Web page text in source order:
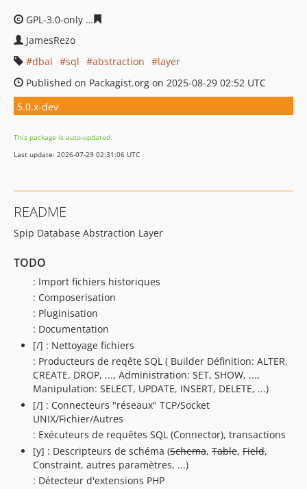
GPL-3.0-only
JamesRezo
dbal
sql abstraction
layer
Published on Packagist.org on 2025-08-29 02:52 UTC
5.0.x-dev
This package is auto-updated.
Last update: 2026-07-29 02:31:06 UTC
README
Spip Database Abstraction Layer
TODO
: Import fichiers historiques
: Composerisation
: Pluginisation
: Documentation
[/] : Nettoyage fichiers
: Producteurs de reqête SQL ( Builder Définition: ALTER,
CREATE, DROP, ..., Administration: SET, SHOW, ...,
Manipulation: SELECT, UPDATE, INSERT, DELETE, ...)
[/] : Connecteurs "réseaux" TCP/Socket
UNIX/Fichier/Autres
: Exécuteurs de requêtes SQL (Connector), transactions
[y] : Descripteurs de schéma (Schema, Table, Field,
Constraint, autres paramètres, ...)
: Détecteur d'extensions PHP